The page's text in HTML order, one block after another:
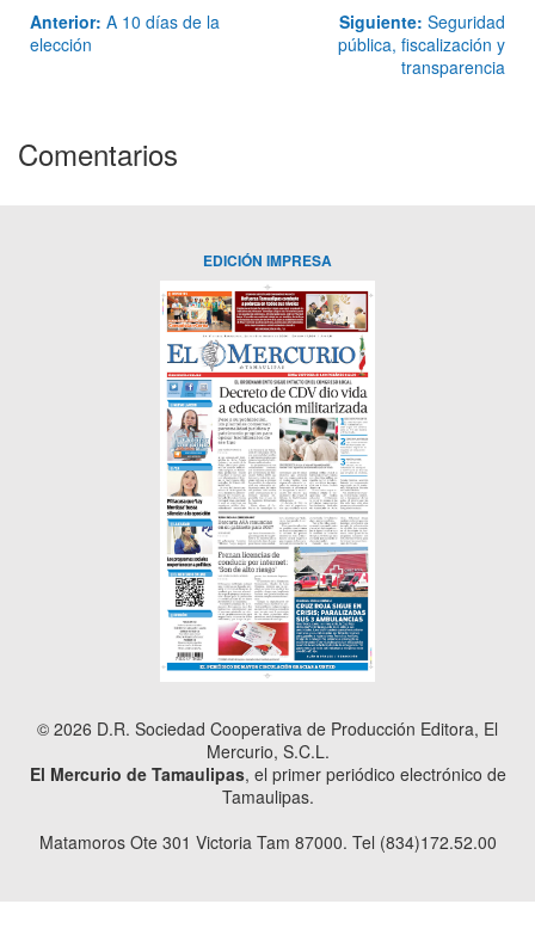
Anterior: A 10 días de la
elección
Siguiente: Seguridad
pública, fiscalización y
transparencia
Comentarios
EDICIÓN IMPRESA
© 2026 D.R. Sociedad Cooperativa de Producción Editora, El
Mercurio, S.C.L.
El Mercurio de Tamaulipas, el primer periódico electrónico de
Tamaulipas.
Matamoros Ote 301 Victoria Tam 87000. Tel (834)172.52.00